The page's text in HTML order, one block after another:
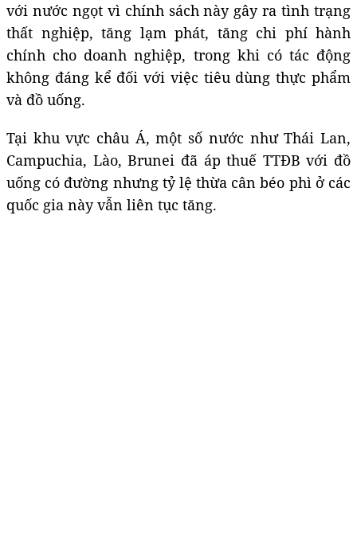
với nước ngọt vì chính sách này gây ra tình trạng
thất nghiệp, tăng lạm phát, tăng chi phí hành
chính cho doanh nghiệp, trong khi có tác động
không đáng kể đối với việc tiêu dùng thực phẩm
và đồ uống.
Tại khu vực châu Á, một số nước như Thái Lan,
Campuchia, Lào, Brunei đã áp thuế TTĐB với đồ
uống có đường nhưng tỷ lệ thừa cân béo phì ở các
quốc gia này vẫn liên tục tăng.